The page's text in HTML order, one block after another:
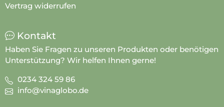
Vertrag widerrufen
Kontakt
Haben Sie Fragen zu unseren Produkten oder benötigen
Unterstützung? Wir helfen Ihnen gerne!
0234 324 59 86
info@vinaglobo.de